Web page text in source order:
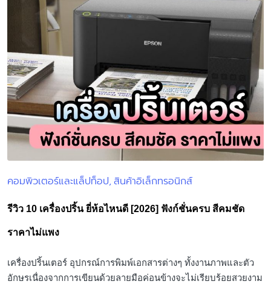
Posted
คอมพิวเตอร์และแล็ปท็อป สินค้าอิเล็กทรอนิกส์
รีวิว 10 เครื่องปริ้น ยี่ห้อไหนดี [2026] ฟังก์ชั่นครบ สีคมชัด
ราคาไม่แพง
เครื่องปริ้นเตอร์ อุปกรณ์การพิมพ์เอกสารต่างๆ ทั้งงานภาพและตัว
อักษรเนื่องจากการเขียนด้วยลายมือค่อนข้างจะไม่เรียบร้อยสวยงาม